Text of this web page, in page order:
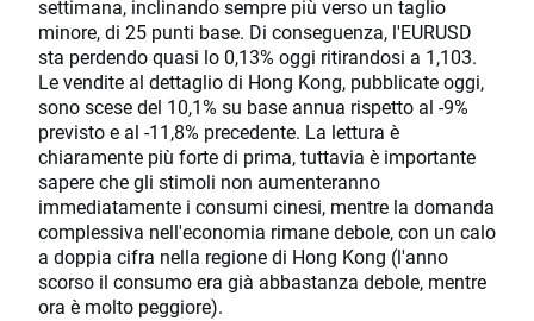
settimana, inclinando sempre più verso un taglio
minore, di 25 punti base. Di conseguenza, l'EURUSD
sta perdendo quasi lo 0,13% oggi ritirandosi a 1,103.
Le vendite al dettaglio di Hong Kong, pubblicate oggi,
sono scese del 10,1% su base annua rispetto al -9%
previsto e al -11,8% precedente. La lettura è
chiaramente più forte di prima, tuttavia è importante
sapere che gli stimoli non aumenteranno
immediatamente i consumi cinesi, mentre la domanda
complessiva nell'economia rimane debole, con un calo
a doppia cifra nella regione di Hong Kong (l'anno
scorso il consumo era già abbastanza debole, mentre
ora è molto peggiore).